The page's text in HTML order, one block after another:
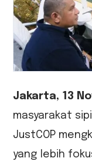
Jakarta, 13
masyarakat
JustCOP
yang lebih